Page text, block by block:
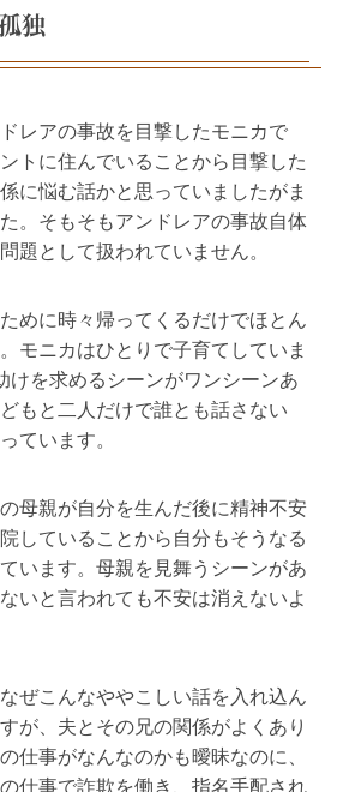
独
レアの事故を目撃したモニカで
トに住んでいることから目撃した
に悩む話かと思っていましたがま
。そもそもアンドレアの事故自体
題として扱われていません。
めに時々帰ってくるだけでほとん
モニカはひとりで子育てしていま
けを求めるシーンがワンシーンあ
もと二人だけで誰とも話さない
ています。
母親が自分を生んだ後に精神不安
していることから自分もそうなる
います。母親を見舞うシーンがあ
いと言われても不安は消えないよ
ぜこんなややこしい話を入れ込ん
が、夫とその兄の関係がよくあり
仕事がなんなのかも曖昧なのに、
仕事で詐欺を働き、指名手配され